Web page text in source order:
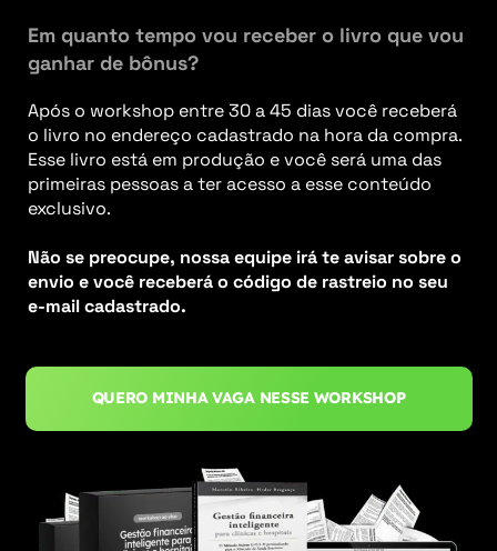
Em quanto tempo vou receber o livro que vou
ganhar de bônus?
Após o workshop entre 30 a 45 dias você receberá
o livro no endereço cadastrado na hora da compra.
Esse livro está em produção e você será uma das
primeiras pessoas a ter acesso a esse conteúdo
exclusivo.
Não se preocupe, nossa equipe irá te avisar sobre o
envio e você receberá o código de rastreio no seu
e-mail cadastrado.
QUERO MINHA VAGA NESSE WORKSHOP